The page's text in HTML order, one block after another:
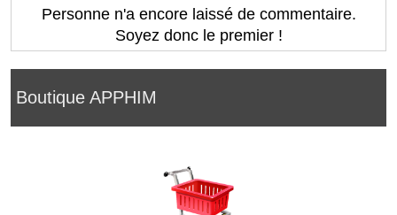
Boutique APPHIM
Personne n'a encore laissé de commentaire.
Soyez donc le premier !